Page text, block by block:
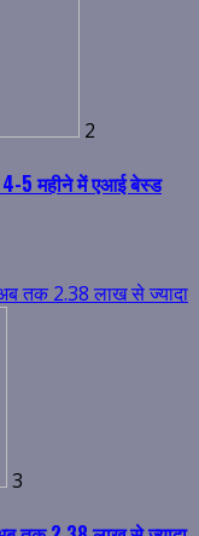
2
4-5 महीने में एआई बेस्ड
तक 2.38 लाख से ज्यादा
3